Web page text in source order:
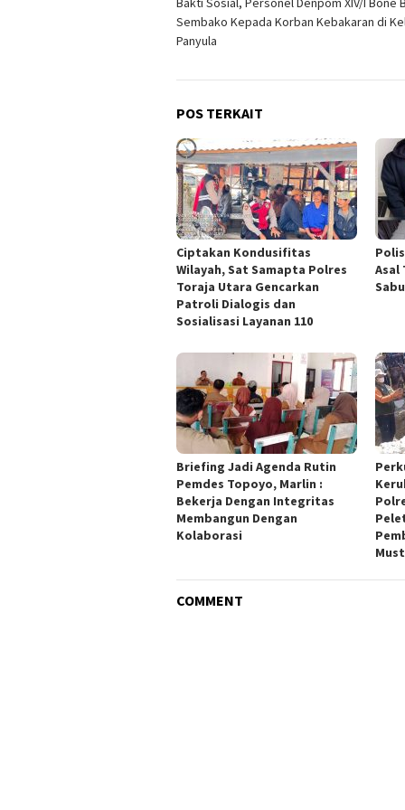
pos
Sembako Kepada Korban Kebakaran di
Panyula
POS TERKAIT
Ciptakan Kondusifitas
Wilayah, Sat Samapta Polres
Toraja Utara Gencarkan
Patroli Dialogis dan
Sosialisasi Layanan 110
Asal
Briefing Jadi Agenda Rutin
Pemdes Topoyo, Marlin :
Bekerja Dengan Integritas
Membangun Dengan
Kolaborasi
COMMENT